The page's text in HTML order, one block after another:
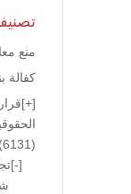
منع
كفالة
[+]
(6131)
[-]